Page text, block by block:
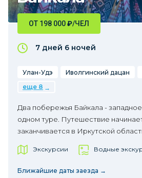
ОТ 198 000₽/ЧЕЛ
7 дней 6 ночей
Улан-Удэ Иволгинский дацан
еще 8
Два побережья Байкала -
одном туре. Путешествие
заканчивается в Иркутской
Экскурсии Водные
Ближайшие даты заезда →